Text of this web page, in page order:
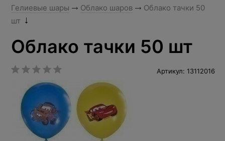
Гелиевые шары Облако шаров
Облако тачки 50
шт
Облако тачки 50 шт
Артикул: 13112016